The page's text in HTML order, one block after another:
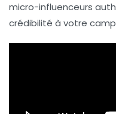
micro-influenceurs
crédibilité à votre